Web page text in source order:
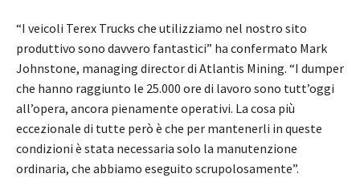
“I veicoli Terex Trucks che utilizziamo nel nostro sito
produttivo sono davvero fantastici” ha confermato Mark
Johnstone, managing director di Atlantis Mining. “I dumper
che hanno raggiunto le 25.000 ore di lavoro sono tutt’oggi
all’opera, ancora pienamente operativi. La cosa più
eccezionale di tutte però è che per mantenerli in queste
condizioni è stata necessaria solo la manutenzione
ordinaria, che abbiamo eseguito scrupolosamente”.